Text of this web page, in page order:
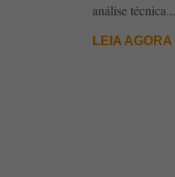
análise técnica...
LEIA